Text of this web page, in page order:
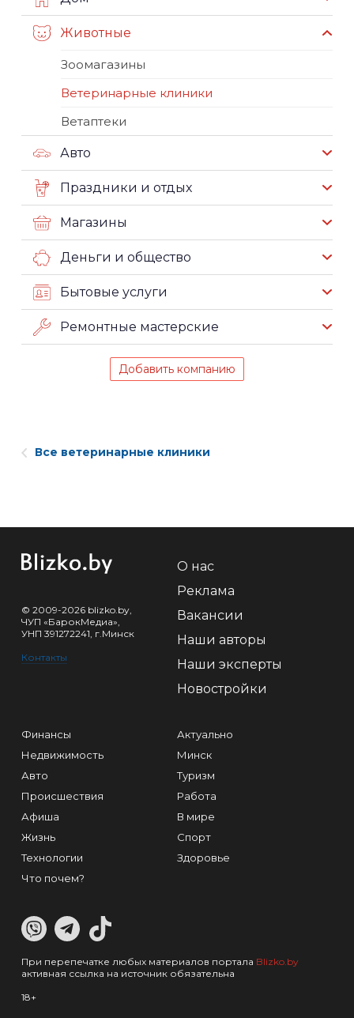
Животные
Зоомагазины
Ветеринарные клиники
Ветаптеки
Авто
Праздники и отдых
Магазины
Деньги и общество
Бытовые услуги
Ремонтные мастерские
Добавить компанию
Все ветеринарные клиники
© 2009-2026 blizko.by,
ЧУП «БарокМедиа»,
УНП 391272241, г.Минск
Контакты
О нас
Реклама
Вакансии
Наши авторы
Наши эксперты
Новостройки
Финансы
Недвижимость
Авто
Происшествия
Афиша
Жизнь
Технологии
Что почем?
Актуально
Минск
Туризм
Работа
В мире
Спорт
Здоровье
При перепечатке любых материалов портала Blizko.by
активная ссылка на источник обязательна
18+